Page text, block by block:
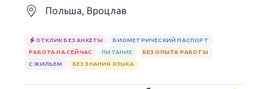
Польша, Вроцлав
ОТКЛИК БЕЗ АНКЕТЫ
БИОМЕТРИЧЕСКИЙ ПАСПОРТ
РАБОТА НА СЕЙЧАС
ПИТАНИЕ
БЕЗ ОПЫТА РАБОТЫ
С ЖИЛЬЕМ
БЕЗ ЗНАНИЯ ЯЗЫКА